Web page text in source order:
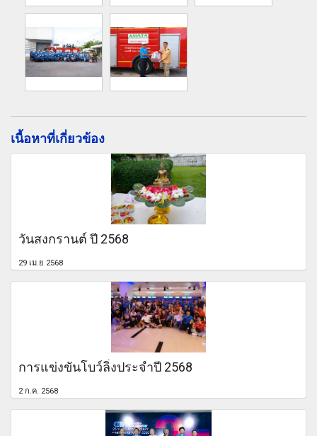
เนื้อหาที่เกี่ยวข้อง
วันสงกรานต์ ปี 2568
29 เม.ย 2568
การแข่งขันโบว์ลิ่งประจำปี 2568
2 ก.ค. 2568